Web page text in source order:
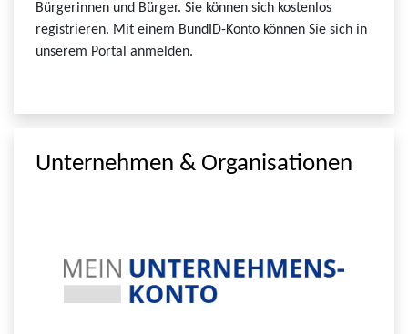
Bürgerinnen und Bürger. Sie können sich kostenlos
registrieren. Mit einem BundID-Konto können Sie sich in
unserem Portal anmelden.
Unternehmen & Organisationen